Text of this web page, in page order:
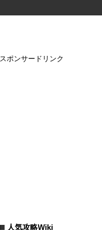
スポンサードリンク
人気攻略Wiki